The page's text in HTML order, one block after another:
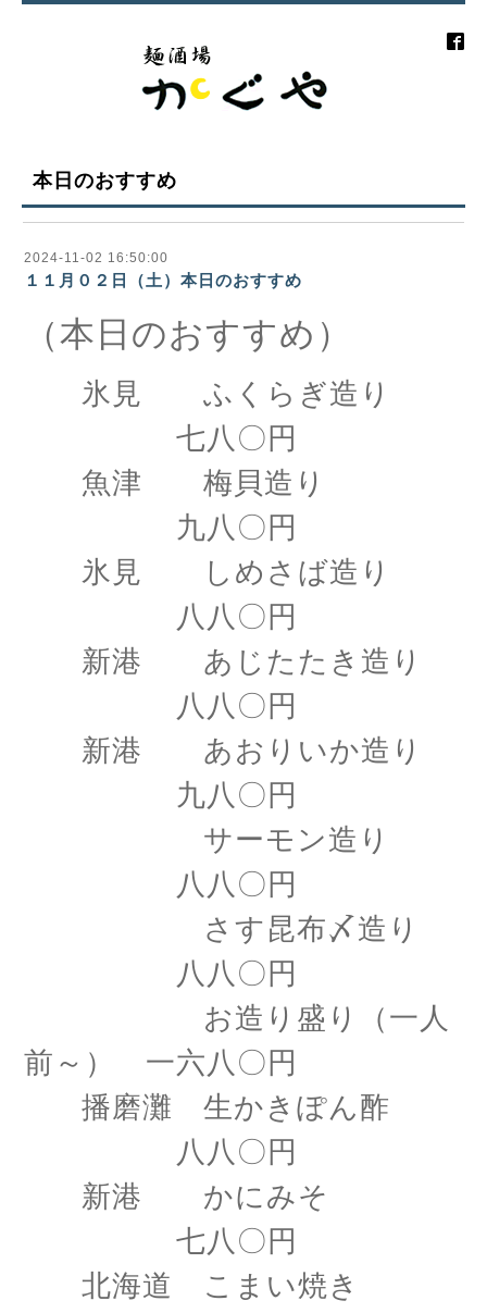
本日のおすすめ
2024-11-02 16:50:00
１１月０２日（土）本日のおすすめ
（本日のおすすめ）
氷見 ふくらぎ造り
七八〇円
魚津 梅貝造り
九八〇円
氷見 しめさば造り
八八〇円
新港 あじたたき造り
八八〇円
新港 あおりいか造り
九八〇円
サーモン造り
八八〇円
さす昆布〆造り
八八〇円
お造り盛り（一人
前～） 一六八〇円
播磨灘 生かきぽん酢
八八〇円
新港 かにみそ
七八〇円
北海道 こまい焼き